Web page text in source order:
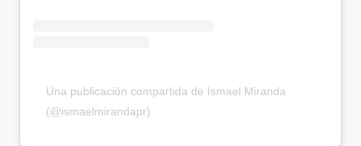
Una publicación compartida de Ismael Miranda
(@ismaelmirandapr)